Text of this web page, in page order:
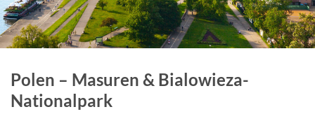
Polen – Masuren & Bialowieza-
Nationalpark